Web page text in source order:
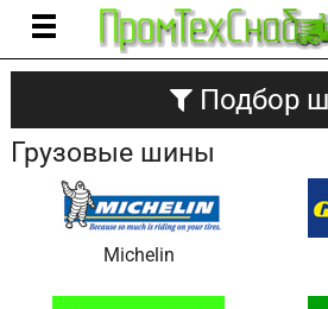
Подбор
Грузовые шины
Michelin